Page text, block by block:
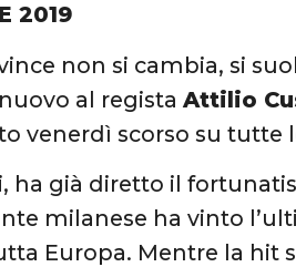
2019
non si cambia, si
al registaAttilio
venerdì scorso su tutte
ha già diretto il
milanese ha vinto
Europa. Mentre la hit